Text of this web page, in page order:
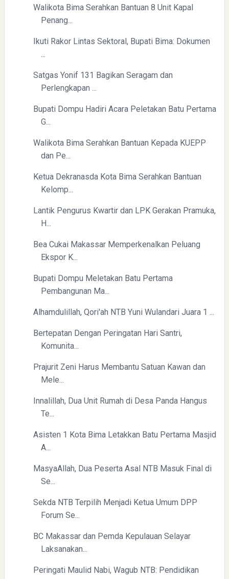
Menyongsong Masa Depan Buruh Indonesia dengan
Optimisme dan Inspirasi
Yaqut Cholil Qoumas: Inspirasi Kepemimpinan dan
Directurat Jenderal Pajak: Langkah Signifikan Menuju
Pelajaran Berharga dari Kasus dr. Tifa dan Roy Suryo
Walikota Bima Serahkan Bantuan 8 Unit Kapal
Penang...
Ikuti Rakor Lintas Sektoral, Bupati Bima: Dokumen
...
Satgas Yonif 131 Bagikan Seragam dan
Perlengkapan ...
Bupati Dompu Hadiri Acara Peletakan Batu Pertama
G...
Walikota Bima Serahkan Bantuan Kepada KUEPP
dan Pe...
Ketua Dekranasda Kota Bima Serahkan Bantuan
Kelomp...
Lantik Pengurus Kwartir dan LPK Gerakan Pramuka,
H...
Bea Cukai Makassar Memperkenalkan Peluang
Ekspor K...
Bupati Dompu Meletakan Batu Pertama
Pembangunan Ma...
Alhamdulillah, Qori'ah NTB Yuni Wulandari Juara 1 ...
Bertepatan Dengan Peringatan Hari Santri,
Komunita...
Prajurit Zeni Harus Membantu Satuan Kawan dan
Mele...
Innalillah, Dua Unit Rumah di Desa Panda Hangus
Te...
Asisten 1 Kota Bima Letakkan Batu Pertama Masjid
A...
MasyaAllah, Dua Peserta Asal NTB Masuk Final di
Se...
Sekda NTB Terpilih Menjadi Ketua Umum DPP
Forum Se...
BC Makassar dan Pemda Kepulauan Selayar
Laksanakan...
Peringati Maulid Nabi, Wagub NTB: Pendidikan